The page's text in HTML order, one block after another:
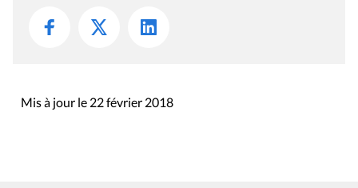
Mis à jour le 22 février 2018